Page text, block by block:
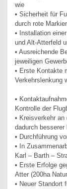
wie
• Sicherheit für
durch rote
• Installation
und Alt-Atterfeld
• Ausreichende
jeweiligen
• Erste Kontakte
Verkehrslenkung
•
Kontrolle der
• Kreisverkehr
dadurch besserer
• Durchführung
• In
Karl – Barth –
• Erste Erfolge
Atter (200ha
• Neuer Standort